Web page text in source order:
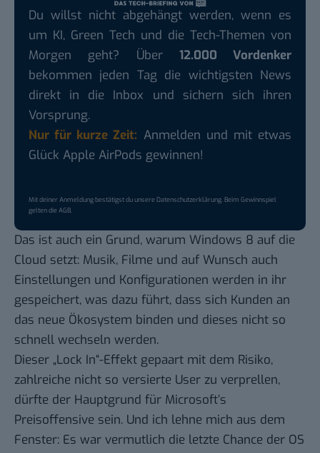
Du willst nicht abgehängt werden, wenn es
um KI, Green Tech und die Tech-Themen von
Morgen geht? Über 12.000 Vordenker
bekommen jeden Tag die wichtigsten News
direkt in die Inbox und sichern sich ihren
Vorsprung.
Nur für kurze Zeit: Anmelden und mit etwas
Glück Apple AirPods gewinnen!
Mit deiner Anmeldung bestätigst du unsereDatenschutzerklärung. Beim Gewinnspiel
gelten dieAGB.
Das ist auch ein Grund, warum Windows 8 auf die
Cloud setzt: Musik, Filme und auf Wunsch auch
Einstellungen und Konfigurationen werden in ihr
gespeichert, was dazu führt, dass sich Kunden an
das neue Ökosystem binden und dieses nicht so
schnell wechseln werden.
Dieser „Lock In“-Effekt gepaart mit dem Risiko,
zahlreiche nicht so versierte User zu verprellen,
dürfte der Hauptgrund für Microsoft’s
Preisoffensive sein. Und ich lehne mich aus dem
Fenster: Es war vermutlich die letzte Chance der OS